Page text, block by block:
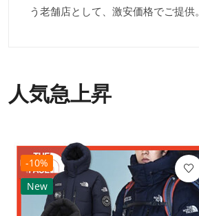
う老舗店として、激安価格でご提供。
人気急上昇
-10%
New